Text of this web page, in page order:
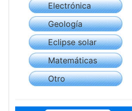
Electrónica
Geología
Eclipse solar
Matemáticas
Otro